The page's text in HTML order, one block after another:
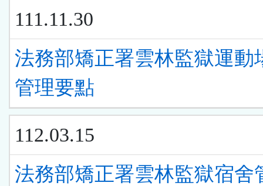
111.11.30
法務部矯正署雲林監獄運動
管理要點
112.03.15
法務部矯正署雲林監獄宿舍